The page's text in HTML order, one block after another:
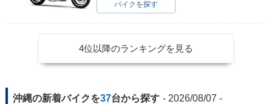
バイクを探す
4位以降のランキングを見る
沖縄の新着バイクを37台から探す - 2026/08/07 -